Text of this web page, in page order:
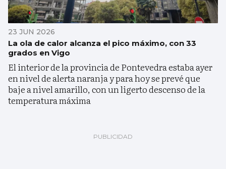
23 JUN 2026
La ola de calor alcanza el pico máximo, con 33
grados en Vigo
El interior de la provincia de Pontevedra estaba ayer
en nivel de alerta naranja y para hoy se prevé que
baje a nivel amarillo, con un ligerto descenso de la
temperatura máxima